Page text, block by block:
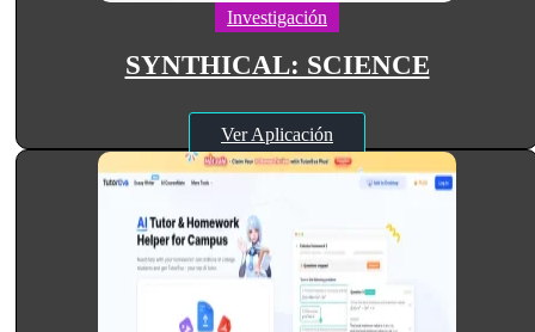
Investigación
SYNTHICAL: SCIENCE
Ver Aplicación